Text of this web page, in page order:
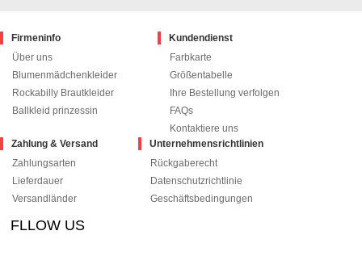
Firmeninfo
Über uns
Blumenmädchenkleider
Rockabilly Brautkleider
Ballkleid prinzessin
Kundendienst
Farbkarte
Größentabelle
Ihre Bestellung verfolgen
FAQs
Kontaktiere uns
Zahlung & Versand
Zahlungsarten
Lieferdauer
Versandländer
Unternehmensrichtlinien
Rückgaberecht
Datenschutzrichtlinie
Geschäftsbedingungen
FLLOW US